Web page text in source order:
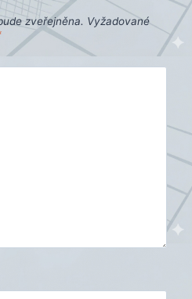
zveřejněna. Vyžadované